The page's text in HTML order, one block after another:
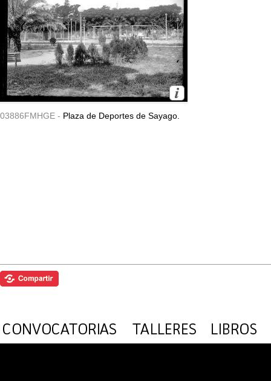
03886FMHGE - Plaza de Deportes de Sayago.